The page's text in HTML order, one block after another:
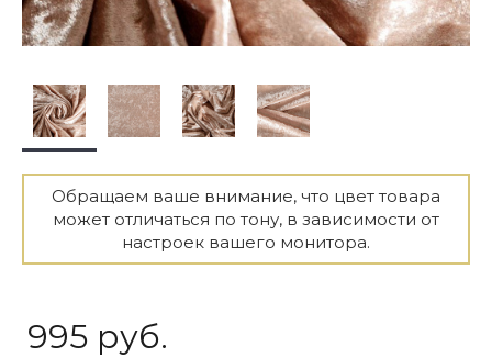
Обращаем ваше внимание, что цвет товара
может отличаться по тону, в зависимости от
настроек вашего монитора.
995 руб.